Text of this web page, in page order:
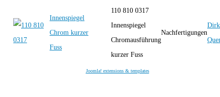
Innenspiegel
Chrom kurzer
Fuss
110 810 0317
Innenspiegel
Chromausführung
kurzer Fuss
Nachfertigungen
Dirk
Joomla! extensions & templates